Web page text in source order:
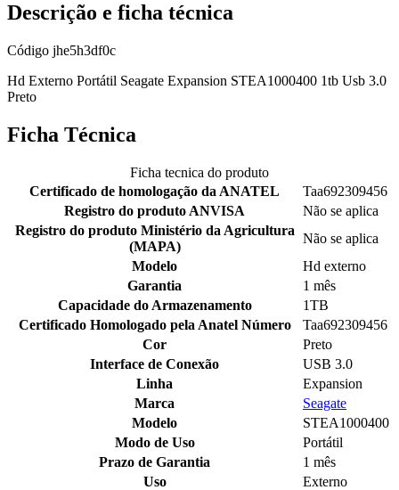
Descrição e ficha técnica
Código jhe5h3df0c
Hd Externo Portátil Seagate Expansion STEA1000400 1tb Usb 3.0
Preto
Ficha Técnica
Ficha tecnica do produto
Certificado de homologação da ANATEL
Taa692309456
Registro do produto ANVISA
Não se aplica
Registro do produto Ministério da Agricultura
(MAPA)
Não se aplica
Modelo
Hd externo
Garantia
1 mês
Capacidade do Armazenamento
1TB
Certificado Homologado pela Anatel Número
Taa692309456
Cor
Preto
Interface de Conexão
USB 3.0
Linha
Expansion
Marca
Seagate
Modelo
STEA1000400
Modo de Uso
Portátil
Prazo de Garantia
1 mês
Uso
Externo